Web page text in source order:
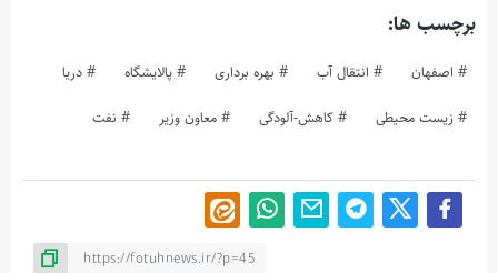
برچسب ها:
اصفهان انتقال‌ آب بهره برداری پالایشگاه دریا
زیست محیطی کاهش-آلودگی معاون وزیر نفت